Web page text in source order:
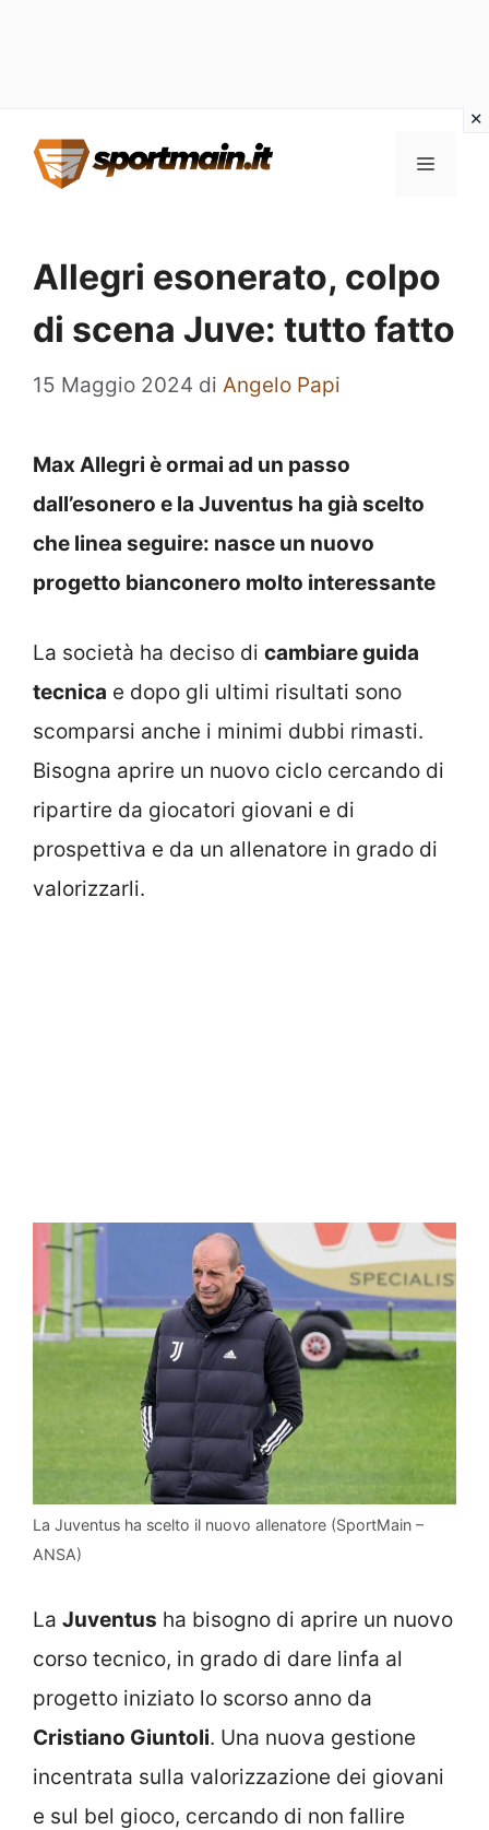
Menu
Allegri esonerato, colpo
di scena Juve: tutto fatto
15 Maggio 2024 di Angelo Papi
Max Allegri è ormai ad un passo
dall’esonero e la Juventus ha già scelto
che linea seguire: nasce un nuovo
progetto bianconero molto interessante
La società ha deciso di cambiare guida
tecnica e dopo gli ultimi risultati sono
scomparsi anche i minimi dubbi rimasti.
Bisogna aprire un nuovo ciclo cercando di
ripartire da giocatori giovani e di
prospettiva e da un allenatore in grado di
valorizzarli.
La Juventus ha scelto il nuovo allenatore (SportMain –
ANSA)
La Juventus ha bisogno di aprire un nuovo
corso tecnico, in grado di dare linfa al
progetto iniziato lo scorso anno da
Cristiano Giuntoli. Una nuova gestione
incentrata sulla valorizzazione dei giovani
e sul bel gioco, cercando di non fallire